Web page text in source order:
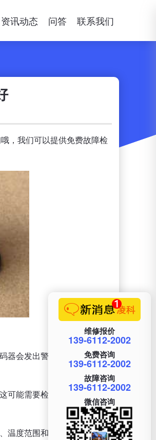
资讯动态 问答 联系我们
，我们可以提供免费故障检
器会发出警报以提示过载情
可能需要检查和修复海德汉
温度范围和环境条件等。如
维修报价
139-6112-2002
免费咨询
139-6112-2002
故障咨询
139-6112-2002
微信咨询